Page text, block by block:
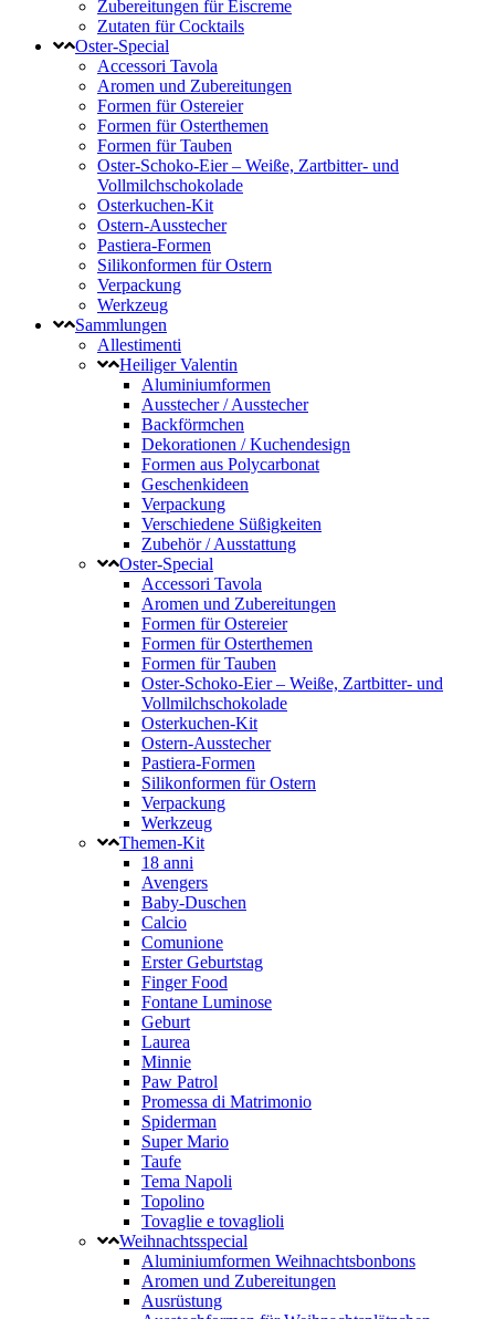
Zubereitungen für Eiscreme
Zutaten für Cocktails
Oster-Special
Accessori Tavola
Aromen und Zubereitungen
Formen für Ostereier
Formen für Osterthemen
Formen für Tauben
Oster-Schoko-Eier – Weiße, Zartbitter- und
Vollmilchschokolade
Osterkuchen-Kit
Ostern-Ausstecher
Pastiera-Formen
Silikonformen für Ostern
Verpackung
Werkzeug
Sammlungen
Allestimenti
Heiliger Valentin
Aluminiumformen
Ausstecher / Ausstecher
Backförmchen
Dekorationen / Kuchendesign
Formen aus Polycarbonat
Geschenkideen
Verpackung
Verschiedene Süßigkeiten
Zubehör / Ausstattung
Oster-Special
Accessori Tavola
Aromen und Zubereitungen
Formen für Ostereier
Formen für Osterthemen
Formen für Tauben
Oster-Schoko-Eier – Weiße, Zartbitter- und
Vollmilchschokolade
Osterkuchen-Kit
Ostern-Ausstecher
Pastiera-Formen
Silikonformen für Ostern
Verpackung
Werkzeug
Themen-Kit
18 anni
Avengers
Baby-Duschen
Calcio
Comunione
Erster Geburtstag
Finger Food
Fontane Luminose
Geburt
Laurea
Minnie
Paw Patrol
Promessa di Matrimonio
Spiderman
Super Mario
Taufe
Tema Napoli
Topolino
Tovaglie e tovaglioli
Weihnachtsspecial
Aluminiumformen Weihnachtsbonbons
Aromen und Zubereitungen
Ausrüstung